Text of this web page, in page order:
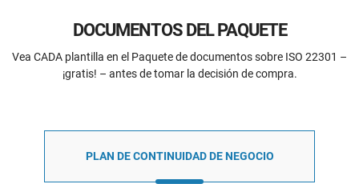
DOCUMENTOS DEL PAQUETE
Vea CADA plantilla en el Paquete de documentos sobre ISO 22301 –
¡gratis! – antes de tomar la decisión de compra.
PLAN DE CONTINUIDAD DE NEGOCIO